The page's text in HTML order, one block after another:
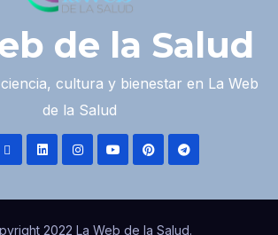
de la Salud
cultura y bienestar en La Web
de la Salud
2022 La Web de la Salud.